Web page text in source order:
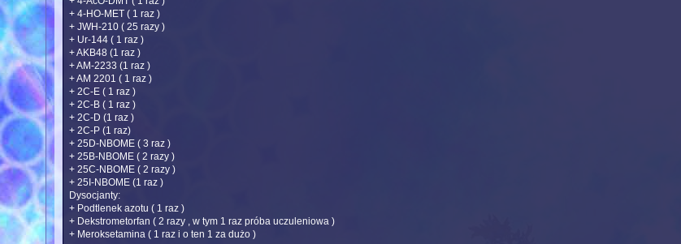
+ 4-HO-MET ( 1 raz )
+ JWH-210 ( 25 razy )
+ Ur-144 ( 1 raz )
+ AKB48 (1 raz )
+ AM-2233 (1 raz )
+ AM 2201 ( 1 raz )
+ 2C-E ( 1 raz )
+ 2C-B ( 1 raz )
+ 2C-D (1 raz )
+ 2C-P (1 raz)
+ 25D-NBOME ( 3 raz )
+ 25B-NBOME ( 2 razy )
+ 25C-NBOME ( 2 razy )
+ 25I-NBOME (1 raz )
Dysocjanty:
+ Podtlenek azotu ( 1 raz )
+ Dekstrometorfan ( 2 razy , w tym 1 raz próba uczuleniowa )
+ Meroksetamina ( 1 raz i o ten 1 za dużo )